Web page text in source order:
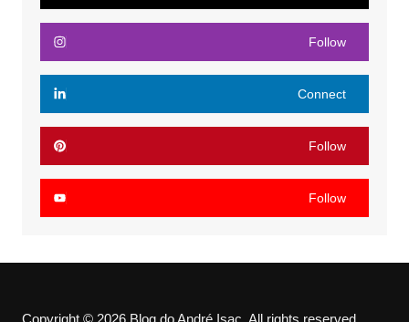
Follow
Connect
Follow
Follow
Copyright © 2026 Blog do André Isac. All rights reserved.